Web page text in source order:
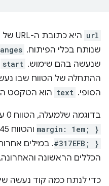
url
שנותח בכלי הפיתוח. ‫
שנעשה בהם שימוש. ‫ start
ההתחלה של הטווח שבו
הסופי. ‫ text הוא הטקסט
בדוגמה שלמעלה, הטווח 0 עד 21 תואם ל-
margin: 1em; } והטווח 45 עד 67 תואם ל-
#317EFB; }. במילים
הכללים הראשונה
כדי לנתח כמה קוד נעשה